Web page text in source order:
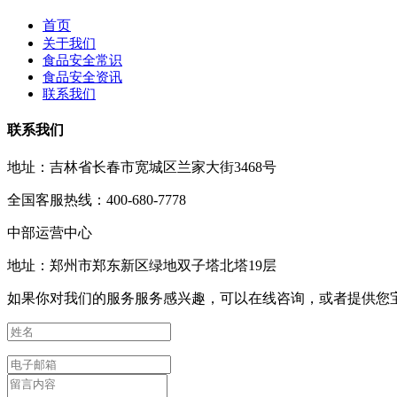
首页
关于我们
食品安全常识
食品安全资讯
联系我们
联系我们
地址：吉林省长春市宽城区兰家大街3468号
全国客服热线：400-680-7778
中部运营中心
地址：郑州市郑东新区绿地双子塔北塔19层
如果你对我们的服务服务感兴趣，可以在线咨询，或者提供您